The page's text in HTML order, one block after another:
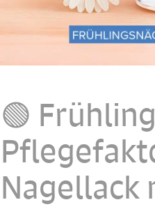
🟢
Nagellack